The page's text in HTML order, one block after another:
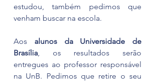
estudou, também pedimos que
venham buscar na escola.
Aos alunos da Universidade de
Brasília , os resultados serão
entregues ao professor responsável
na UnB. Pedimos que retire o seu